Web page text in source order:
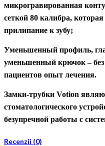
микрогравированная
сеткой 80 калибра,
прилипание к зубу;
Уменьшенный профиль,
уменьшенный крючок–
пациентов опыт лечения.
Замки-трубки Votion
стоматологического
безупречной работы с
Recenzii (0)